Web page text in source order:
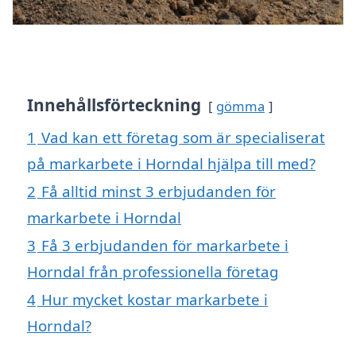
Innehållsförteckning gömma
1 Vad kan ett företag som är specialiserat
på markarbete i Horndal hjälpa till med?
2 Få alltid minst 3 erbjudanden för
markarbete i Horndal
3 Få 3 erbjudanden för markarbete i
Horndal från professionella företag
4 Hur mycket kostar markarbete i
Horndal?